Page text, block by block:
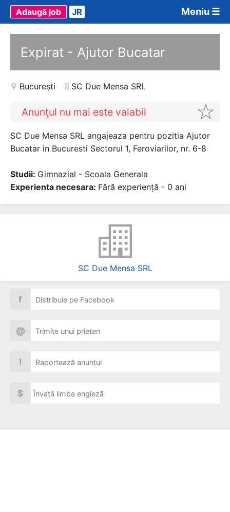
Meniu ☰
Adaugă job JR
Expirat - Ajutor Bucatar
București SC Due Mensa SRL
Anunţul nu mai este valabil
SC Due Mensa SRL angajeaza pentru pozitia Ajutor
Bucatar in Bucuresti Sectorul 1, Feroviarilor, nr. 6-8
Studii: Gimnazial - Scoala Generala
Experienta necesara: Fără experiență - 0 ani
SC Due Mensa SRL
f Distribuie pe Facebook
@ Trimite unui prieten
! Raportează anunțul
$ Învață limba engleză